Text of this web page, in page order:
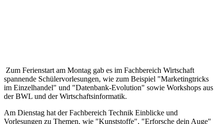
Zum Ferienstart am Montag gab es im Fachbereich Wirtschaft
spannende Schülervorlesungen, wie zum Beispiel "Marketingtricks
im Einzelhandel" und "Datenbank-Evolution" sowie Workshops aus
der BWL und der Wirtschaftsinformatik.
Am Dienstag hat der Fachbereich Technik Einblicke und
Vorlesungen zu Themen, wie "Kunststoffe", "Erforsche dein Auge"